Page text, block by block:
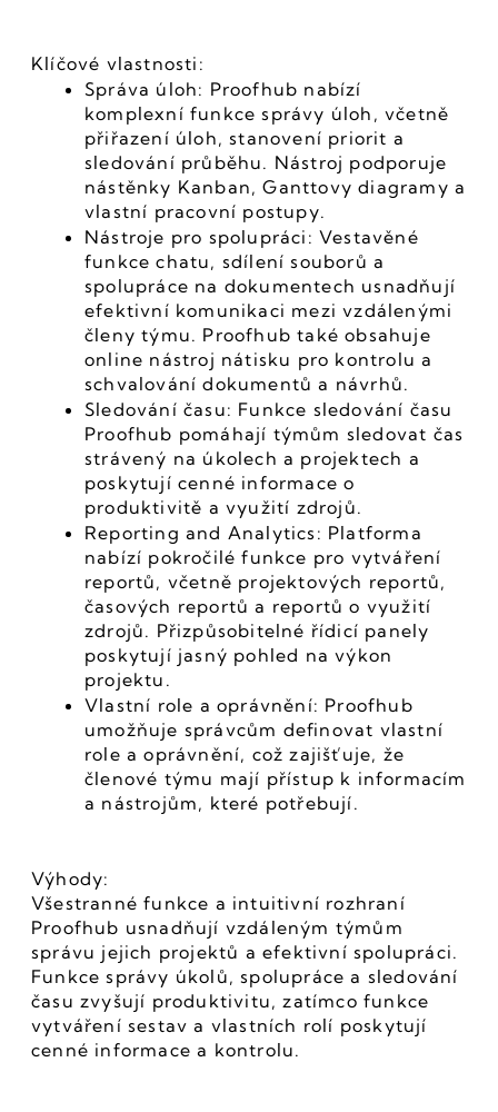
Klíčové vlastnosti:
Správa úloh: Proofhub nabízí
komplexní funkce správy úloh, včetně
přiřazení úloh, stanovení priorit a
sledování průběhu. Nástroj podporuje
nástěnky Kanban, Ganttovy diagramy a
vlastní pracovní postupy.
Nástroje pro spolupráci: Vestavěné
funkce chatu, sdílení souborů a
spolupráce na dokumentech usnadňují
efektivní komunikaci mezi vzdálenými
členy týmu. Proofhub také obsahuje
online nástroj nátisku pro kontrolu a
schvalování dokumentů a návrhů.
Sledování času: Funkce sledování času
Proofhub pomáhají týmům sledovat čas
strávený na úkolech a projektech a
poskytují cenné informace o
produktivitě a využití zdrojů.
Reporting and Analytics: Platforma
nabízí pokročilé funkce pro vytváření
reportů, včetně projektových reportů,
časových reportů a reportů o využití
zdrojů. Přizpůsobitelné řídicí panely
poskytují jasný pohled na výkon
projektu.
Vlastní role a oprávnění: Proofhub
umožňuje správcům definovat vlastní
role a oprávnění, což zajišťuje, že
členové týmu mají přístup k informacím
a nástrojům, které potřebují.
Výhody:
Všestranné funkce a intuitivní rozhraní
Proofhub usnadňují vzdáleným týmům
správu jejich projektů a efektivní spolupráci.
Funkce správy úkolů, spolupráce a sledování
času zvyšují produktivitu, zatímco funkce
vytváření sestav a vlastních rolí poskytují
cenné informace a kontrolu.